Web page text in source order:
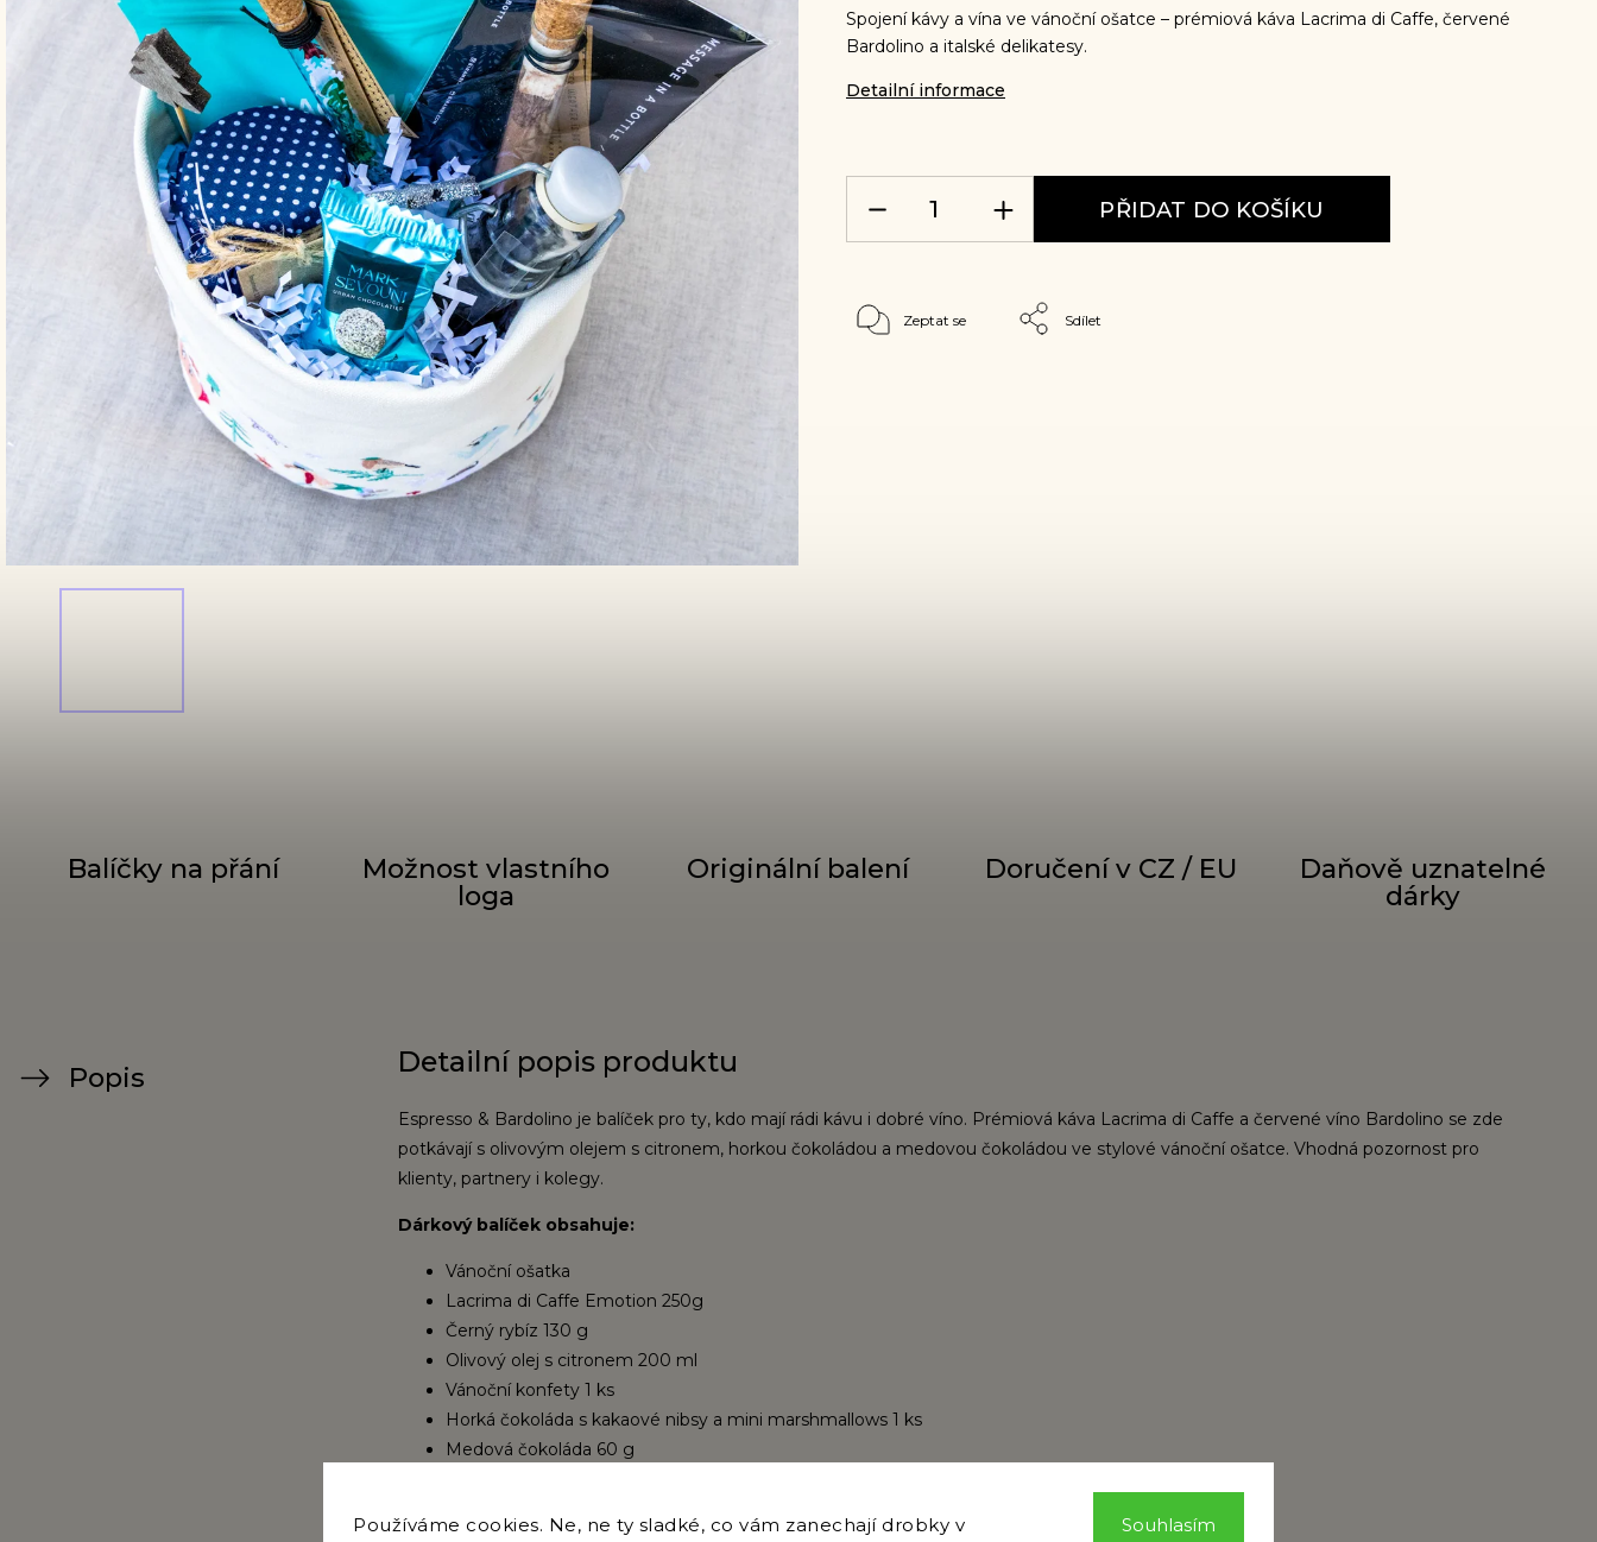
Používáme cookies. Ne, ne ty sladké, co vám zanechají drobky v
Souhlasím
Spojení kávy a vína ve vánoční ošatce – prémiová káva Lacrima di Caffe, červené
Bardolino a italské delikatesy.
Detailní informace
PŘIDAT DO KOŠÍKU
Zeptat se Sdílet
Balíčky na přání
Možnost vlastního
loga
Originální balení Doručení v CZ / EU
Daňově uznatelné
dárky
Popis Detailní popis produktu
Espresso & Bardolino je balíček pro ty, kdo mají rádi kávu i dobré víno. Prémiová káva Lacrima di Caffe a červené víno Bardolino se zde
potkávají s olivovým olejem s citronem, horkou čokoládou a medovou čokoládou ve stylové vánoční ošatce. Vhodná pozornost pro
klienty, partnery i kolegy.
Dárkový balíček obsahuje:
Vánoční ošatka
Lacrima di Caffe Emotion 250g
Černý rybíz 130 g
Olivový olej s citronem 200 ml
Vánoční konfety 1 ks
Horká čokoláda s kakaové nibsy a mini marshmallows 1 ks
Medová čokoláda 60 g